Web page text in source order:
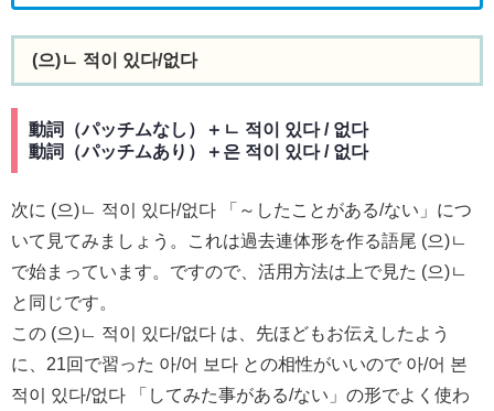
(으)ㄴ 적이 있다/없다
動詞（パッチムなし）＋ㄴ 적이 있다 / 없다
動詞（パッチムあり）＋은 적이 있다 / 없다
次に (으)ㄴ 적이 있다/없다 「～したことがある/ない」につ
いて見てみましょう。これは過去連体形を作る語尾 (으)ㄴ
で始まっています。ですので、活用方法は上で見た (으)ㄴ
と同じです。
この (으)ㄴ 적이 있다/없다 は、先ほどもお伝えしたよう
に、21回で習った 아/어 보다 との相性がいいので 아/어 본
적이 있다/없다 「してみた事がある/ない」の形でよく使わ